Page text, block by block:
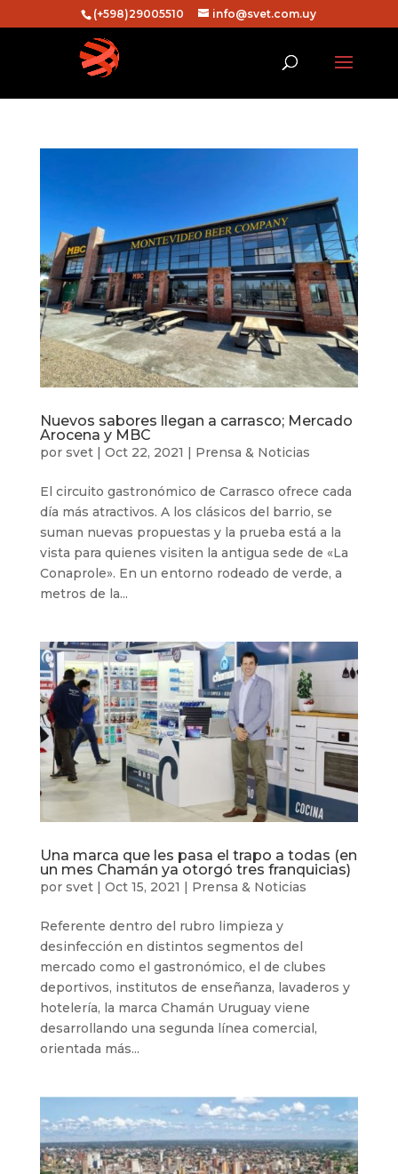
(+598)29005510 info@svet.com.uy
Nuevos sabores llegan a carrasco; Mercado
Arocena y MBC
por svet| Oct 22, 2021 | Prensa & Noticias
El circuito gastronómico de Carrasco ofrece cada
día más atractivos. A los clásicos del barrio, se
suman nuevas propuestas y la prueba está a la
vista para quienes visiten la antigua sede de «La
Conaprole». En un entorno rodeado de verde, a
metros de la...
Una marca que les pasa el trapo a todas (en
un mes Chamán ya otorgó tres franquicias)
por svet| Oct 15, 2021 | Prensa & Noticias
Referente dentro del rubro limpieza y
desinfección en distintos segmentos del
mercado como el gastronómico, el de clubes
deportivos, institutos de enseñanza, lavaderos y
hotelería, la marca Chamán Uruguay viene
desarrollando una segunda línea comercial,
orientada más...